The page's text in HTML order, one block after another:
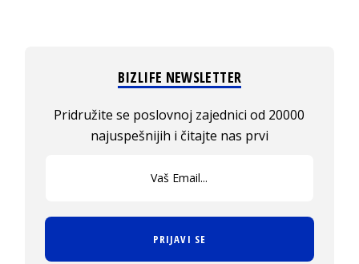
BIZLIFE NEWSLETTER
Pridružite se poslovnoj zajednici od 20000
najuspešnijih i čitajte nas prvi
PRIJAVI SE